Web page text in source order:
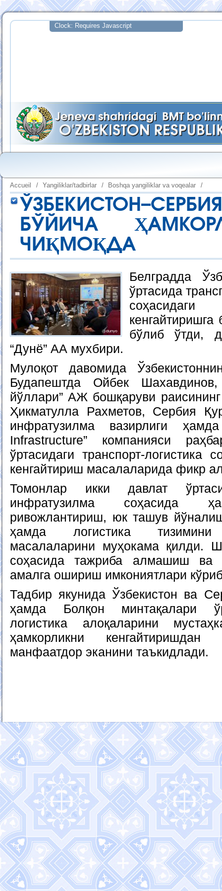
Accueil / Yangiliklar/tadbirlar / Boshqa yangiliklar va voqealar /
БЎЙИЧА
ЧИҚМОҚДА
Белградда
ўртасида
бўлиб ўтди,
“Дунё” АА мухбири.
Мулоқот давомида
Будапештда Ойбек Шахавдинов,
йўллари” АЖ бошқаруви
Ҳикматулла Рахметов, Сербия
инфратузилма вазирлиги
Infrastructure” компанияси
ўртасидаги транспорт-логистика
кенгайтириш масалаларида фикр
Томонлар икки давлат
инфратузилма соҳасида
ривожлантириш, юк ташув
ҳамда логистика тизимини
масалаларини муҳокама қилди.
соҳасида тажриба алмашиш ва
амалга ошириш имкониятлари
Тадбир якунида Ўзбекистон ва
ҳамда Болқон минтақалари
логистика алоқаларини
ҳамкорликни
манфаатдор эканини таъкидлади.